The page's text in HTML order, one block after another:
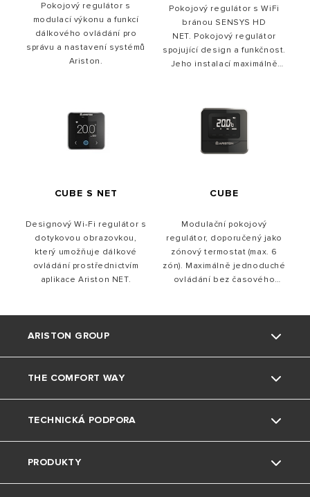
Pokojový regulátor s
modulací výkonu a funkcí
dálkového ovládání pro
správu a nastavení systémů
Ariston.
Pokojový regulátor s WiFi
bránou SENSYS HD
NET. Pokojový regulátor
spojující design a funkčnost.
Jeho instalací maximálně
zdroje tepla. SENSYS HD
NET je kompatibilní s aplikací
ARISTON NET.
CUBE S NET
Designový Wi-Fi regulátor s
dotykovou obrazovkou,
který umožňuje dálkové
ovládání prostřednictvím
aplikace Ariston NET.
CUBE
Modulační pokojový
regulátor, doporučený jako
zónový termostat (max. 6
zón). Maximálně jednoduché
ovládání bez časového
ARISTON GROUP
Kdo jsme
Skupina
Pobočky Ariston CZ
THE COMFORT WAY
Triky a tipy
Bydlení
TECHNICKÁ PODPORA
Kontaktujte nás
PRODUKTY